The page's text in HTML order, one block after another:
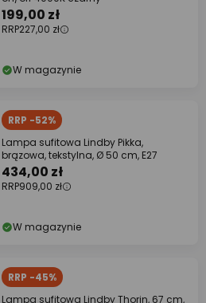
199,00 zł
RRP227,00 zł
W magazynie
RRP -52%
Lampa sufitowa Lindby Pikka,
brązowa, tekstylna, Ø 50 cm, E27
434,00 zł
RRP909,00 zł
W magazynie
RRP -45%
Lampa sufitowa Lindby Thorin, 67 cm,